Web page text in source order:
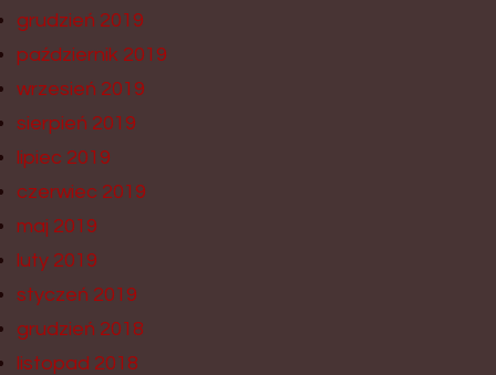
grudzień 2019
październik 2019
wrzesień 2019
sierpień 2019
lipiec 2019
czerwiec 2019
maj 2019
luty 2019
styczeń 2019
grudzień 2018
listopad 2018